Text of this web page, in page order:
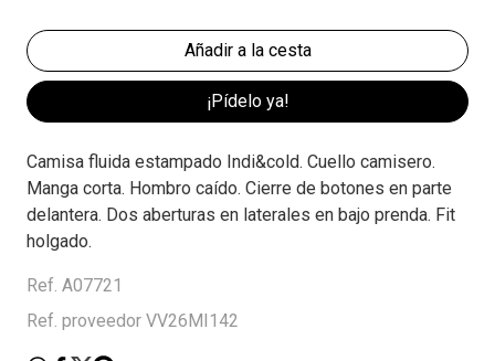
¡Pídelo ya!
Camisa fluida estampado Indi&cold. Cuello camisero.
Manga corta. Hombro caído. Cierre de botones en parte
delantera. Dos aberturas en laterales en bajo prenda. Fit
holgado.
Ref. A07721
Ref. proveedor VV26MI142